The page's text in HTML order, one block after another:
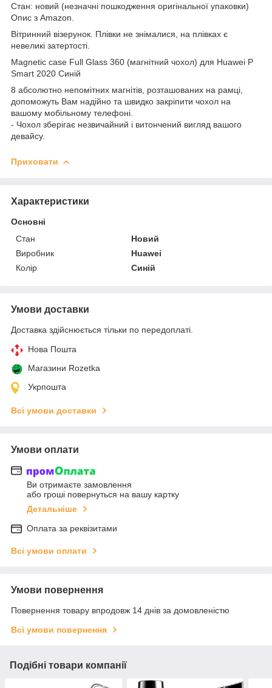
Стан: новий (незначні пошкодження оригінальної упаковки)
Опис з Amazon.
Вітринний візерунок. Плівки не знімалися, на плівках є
невеликі затертості.
Magnetic case Full Glass 360 (магнітний чохол) для Huawei P
Smart 2020 Синій
8 абсолютно непомітних магнітів, розташованих на рамці,
допоможуть Вам надійно та швидко закріпити чохол на
вашому мобільному телефоні.
- Чохол зберігає незвичайний і витончений вигляд вашого
девайсу.
Приховати
Характеристики
Основні
Стан
Новий
Виробник
Huawei
Колір
Синій
Умови доставки
Доставка здійснюється тільки по передоплаті.
Нова Пошта
Магазини Rozetka
Укрпошта
Всі умови доставки
Умови оплати
Ви отримаєте замовлення
або гроші повернуться на вашу картку
Детальніше
Оплата за реквізитами
Всі умови оплати
Умови повернення
Повернення товару впродовж 14 днів за домовленістю
Всі умови повернення
Подібні товари компанії